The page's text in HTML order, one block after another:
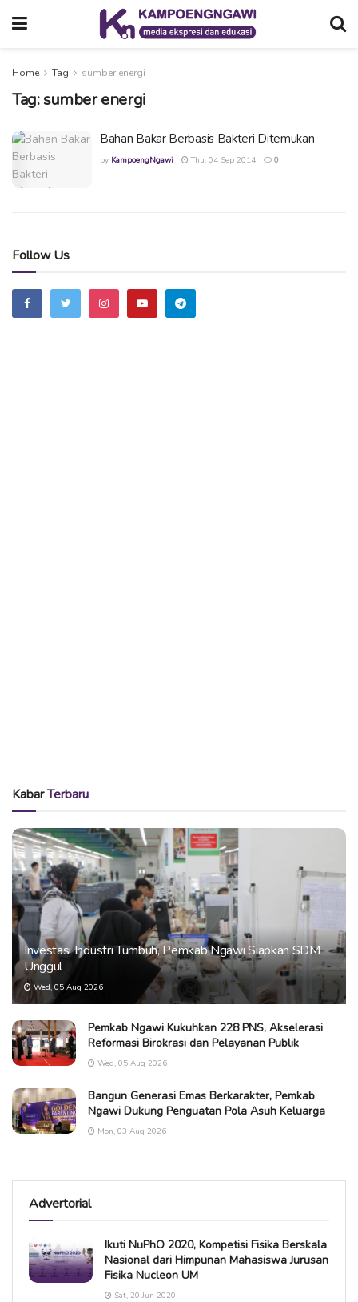
Home Tag sumber energi
Tag:sumber energi
Bahan Bakar Berbasis Bakteri Ditemukan
by KampoengNgawi Thu, 04 Sep 2014 0
Follow Us
KabarTerbaru
Investasi Industri Tumbuh, Pemkab Ngawi Siapkan SDM
Unggul
Wed, 05 Aug 2026
Pemkab Ngawi Kukuhkan 228 PNS, Akselerasi
Reformasi Birokrasi dan Pelayanan Publik
Wed, 05 Aug 2026
Bangun Generasi Emas Berkarakter, Pemkab
Ngawi Dukung Penguatan Pola Asuh Keluarga
Mon, 03 Aug 2026
Advertorial
Ikuti NuPhO 2020, Kompetisi Fisika Berskala
Nasional dari Himpunan Mahasiswa Jurusan
Fisika Nucleon UM
Sat, 20 Jun 2020